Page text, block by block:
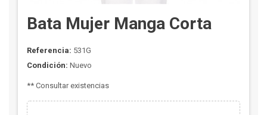
Bata Mujer Manga Corta
Referencia: 531G
Condición: Nuevo
** Consultar existencias